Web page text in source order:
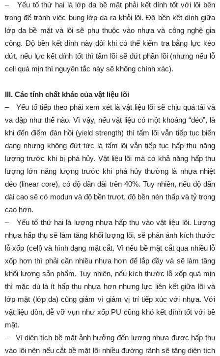
– Yếu tố thứ hai là lớp da bề mặt phải kết dính tốt với lõi bên
trong để tránh việc bung lớp da ra khỏi lõi. Độ bền kết dính giữa
lớp da bề mặt và lõi sẽ phụ thuộc vào nhựa và công nghệ gia
công. Độ bền kết dính này đôi khi có thể kiểm tra bằng lực kéo
đứt, nếu lực kết dính tốt thì tấm lõi sẽ đứt phần lõi (nhưng nếu lỗ
cell quá mịn thì nguyên tắc này sẽ không chính xác).
III. Các tính chất khác của vật liệu lõi
– Yếu tố tiếp theo phải xem xét là vật liệu lõi sẽ chịu quá tải và
va đập như thế nào. Vì vậy, nếu vật liệu có một khoảng “dẻo”, là
khi đến điểm đàn hồi (yield strength) thì tấm lõi vẫn tiếp tục biến
dạng nhưng không đứt tức là tấm lõi vẫn tiếp tục hấp thu năng
lượng trước khi bị phá hủy. Vật liệu lõi mà có khả năng hấp thu
lượng lớn năng lượng trước khi phá hủy thường là nhựa nhiệt
dẻo (linear core), có độ dãn dài trên 40%. Tuy nhiên, nếu độ dãn
dài cao sẽ có modun và độ bền trượt, độ bền nén thấp và tỷ trọng
cao hơn.
– Yếu tố thứ hai là lượng nhựa hấp thụ vào vật liệu lõi. Lượng
nhựa hấp thụ sẽ làm tăng khối lượng lõi, sẽ phản ánh kích thước
lỗ xốp (cell) và hình dạng mặt cắt. Vì nếu bề mặt cắt qua nhiều lỗ
xốp hơn thì phải cần nhiều nhựa hơn để lắp đầy và sẽ làm tăng
khối lượng sản phẩm. Tuy nhiên, nếu kích thước lỗ xốp quá mịn
thì mặc dù là ít hấp thu nhựa hơn nhưng lực liên kết giữa lõi và
lớp mặt (lớp da) cũng giảm vì giảm vị trí tiếp xúc với nhựa. Với
vật liệu dòn, dễ vỡ vụn như xốp PU cũng khó kết dính tốt với bề
mặt.
– Vì diện tích bề mặt ảnh hưởng đến lượng nhựa được hấp thu
vào lõi nên nếu cắt bề mặt lõi nhiều đường rãnh sẽ tăng diện tích